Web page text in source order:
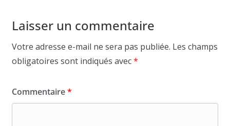
Laisser un commentaire
Votre adresse e-mail ne sera pas publiée. Les champs
obligatoires sont indiqués avec*
Commentaire*